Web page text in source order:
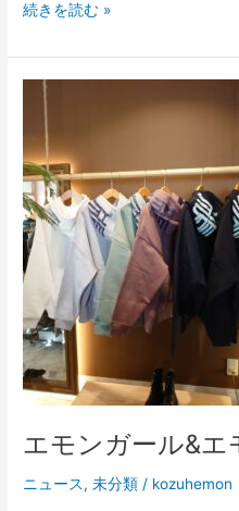
続きを読む »
エモンガール&エ
ニュース,未分類 / kozuhemon
ン
ガ
ー
ル
&
エ
モ
ボ
ー
イ